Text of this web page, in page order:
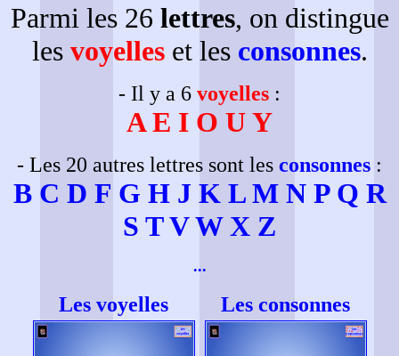
Parmi les 26 lettres, on distingue
les voyelleset les consonnes.
- Il y a 6 voyelles :
A E I O U Y
- Les 20 autres lettres sont les consonnes :
B C D F G H J K L M N P Q R
S T V W X Z
...
Les voyelles Les consonnes